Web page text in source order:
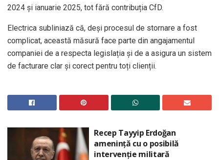
2024 și ianuarie 2025, tot fără contribuția CfD.
Electrica subliniază că, deși procesul de stornare a fost
complicat, această măsură face parte din angajamentul
companiei de a respecta legislația și de a asigura un sistem
de facturare clar și corect pentru toți clienții.
Recep Tayyip Erdoğan
amenință cu o posibilă
intervenție militară